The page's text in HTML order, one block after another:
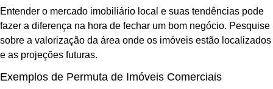
Entender o mercado imobiliário local e suas tendências pode
fazer a diferença na hora de fechar um bom negócio. Pesquise
sobre a valorização da área onde os imóveis estão localizados
e as projeções futuras.
Exemplos de Permuta de Imóveis Comerciais